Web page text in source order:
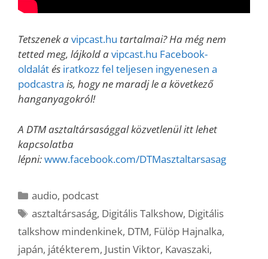
Tetszenek avipcast.hu tartalmai? Ha még nem
tetted meg, lájkold avipcast.hu Facebook-
oldalátés iratkozz fel teljesen ingyenesen a
podcastra is, hogy ne maradj le a következő
hanganyagokról!
A DTM asztaltársasággal közvetlenül itt lehet
kapcsolatba
lépni:www.facebook.com/DTMasztaltarsasag
Kategória
audio, podcast
Címkék
asztaltársaság, Digitális Talkshow, Digitális
talkshow mindenkinek, DTM, Fülöp Hajnalka,
japán, játékterem, Justin Viktor, Kavaszaki,